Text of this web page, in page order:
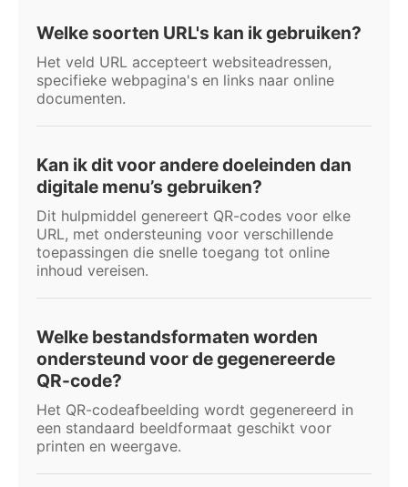
Welke soorten URL's kan ik gebruiken?
Het veld URL accepteert websiteadressen,
specifieke webpagina's en links naar online
documenten.
Kan ik dit voor andere doeleinden dan
digitale menu’s gebruiken?
Dit hulpmiddel genereert QR-codes voor elke
URL, met ondersteuning voor verschillende
toepassingen die snelle toegang tot online
inhoud vereisen.
Welke bestandsformaten worden
ondersteund voor de gegenereerde
QR-code?
Het QR-codeafbeelding wordt gegenereerd in
een standaard beeldformaat geschikt voor
printen en weergave.